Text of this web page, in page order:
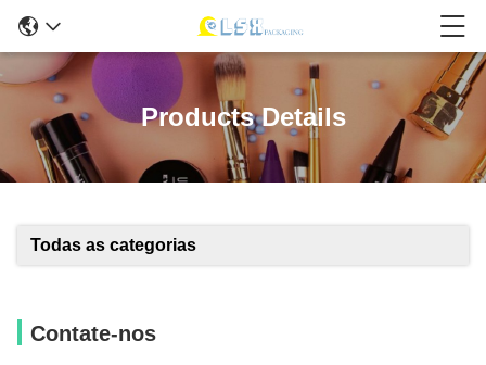
Products Details
Todas as categorias
Contate-nos